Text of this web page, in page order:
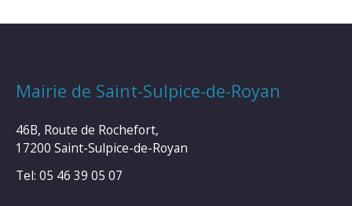
Mairie de Saint-Sulpice-de-Royan
46B, Route de Rochefort,
17200 Saint-Sulpice-de-Royan
Tel: 05 46 39 05 07